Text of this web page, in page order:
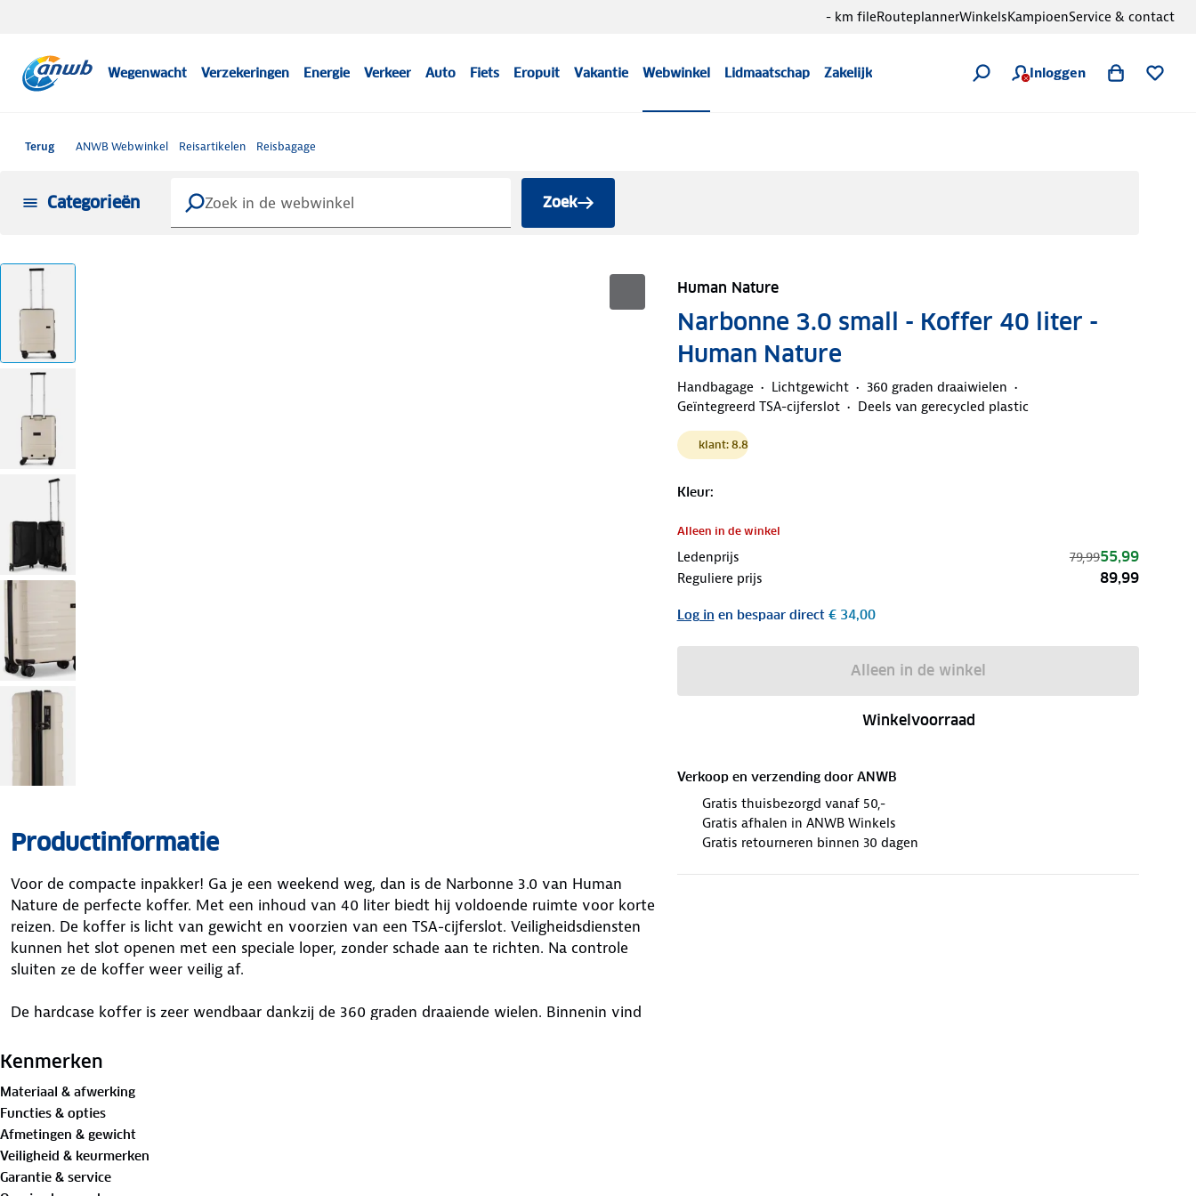
Wegenwacht Verzekeringen Energie Verkeer Auto Fiets Eropuit Vakantie Webwinkel Lidmaatschap Zakelijk Inloggen
- km fileRouteplannerWinkelsKampioenService & contact
Terug ANWB Webwinkel Reisartikelen Reisbagage
Categorieën Zoek
Human Nature
Narbonne 3.0 small - Koffer 40 liter -
Human Nature
Handbagage Lichtgewicht
360 graden draaiwielen
Geïntegreerd TSA-cijferslot
Deels van gerecycled plastic
klant: 8.8
Kleur:
Alleen in de winkel
Ledenprijs 79,9955,99
Reguliere prijs 89,99
Log in en bespaar direct€ 34,00
Alleen in de winkel
Winkelvoorraad
Verkoop en verzending door ANWB
Gratis thuisbezorgd vanaf 50,-
Gratis afhalen in ANWB Winkels
Gratis retourneren binnen 30 dagen
Productinformatie
Voor de compacte inpakker! Ga je een weekend weg, dan is de Narbonne 3.0 van Human
Nature de perfecte koffer. Met een inhoud van 40 liter biedt hij voldoende ruimte voor korte
reizen. De koffer is licht van gewicht en voorzien van een TSA-cijferslot. Veiligheidsdiensten
kunnen het slot openen met een speciale loper, zonder schade aan te richten. Na controle
sluiten ze de koffer weer veilig af.
De hardcase koffer is zeer wendbaar dankzij de 360 graden draaiende wielen. Binnenin vind
blijft. De telescoop trekstang heeft meerdere standen voor prettig vervoer. Voor vertrek is
voorhandbagage-afmetingen.
Het buitenmateriaal bestaat voor 25% uit hergebruikt plastic: gelijk aan 22 flesjes van 500 ml.
Specificaties koffer:
Kenmerken
Materiaal & afwerking
Functies & opties
Afmetingen & gewicht
Veiligheid & keurmerken
Garantie & service